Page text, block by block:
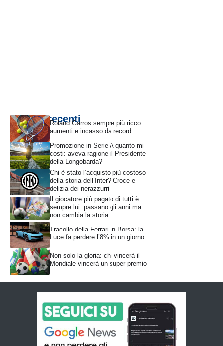
Articoli recentiRoland Garros sempre più ricco:
aumenti e incasso da record
Promozione in Serie A quanto mi
costi: aveva ragione il Presidente
della Longobarda?
Chi è stato l’acquisto più costoso
della storia dell’Inter? Croce e
delizia dei nerazzurri
Il giocatore più pagato di tutti è
sempre lui: passano gli anni ma
non cambia la storia
Tracollo della Ferrari in Borsa: la
Luce fa perdere l’8% in un giorno
Non solo la gloria: chi vincerà il
Mondiale vincerà un super premio